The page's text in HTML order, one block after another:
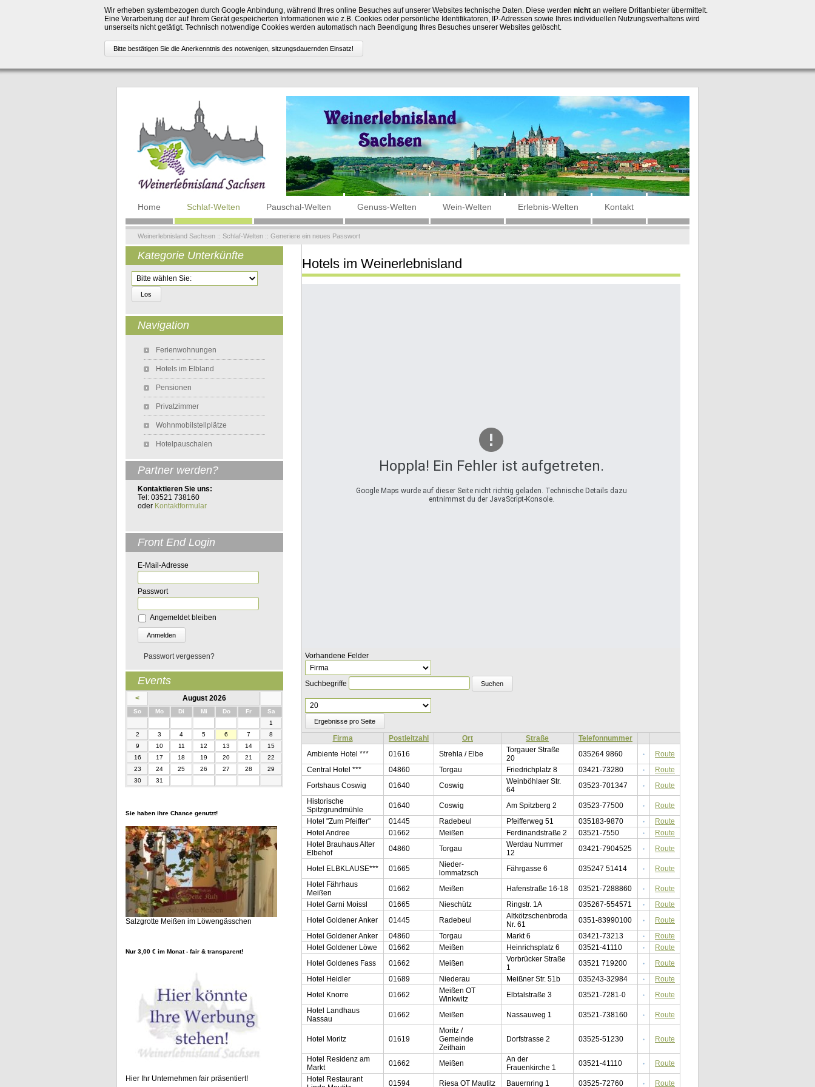
Wir erheben systembezogen durch Google Anbindung, während Ihres online Besuches auf unserer Websites technische Daten. Diese werden nicht an weitere Drittanbieter übermittelt.
Eine Verarbeitung der auf Ihrem Gerät gespeicherten Informationen wie z.B. Cookies oder persönliche Identifikatoren, IP-Adressen sowie Ihres individuellen Nutzungsverhaltens wird
unserseits nicht getätigt. Technisch notwendige Cookies werden automatisch nach Beendigung Ihres Besuches unserer Websites gelöscht.
Navigation
überspringen
Home Schlaf-Welten Pauschal-Welten Genuss-Welten Wein-Welten Erlebnis-Welten Kontakt
Weinerlebnisland Sachsen :: Schlaf-Welten :: Generiere ein neues Passwort
Hotels im Weinerlebnisland
Hoppla! Ein Fehler ist aufgetreten.
Google Maps wurde auf dieser Seite nicht richtig geladen. Technische Details dazu
entnimmst du der JavaScript-Konsole.
Vorhandene Felder
Suchbegriffe
Ergebnisse
pro
Seite
Firma Postleitzahl Ort Straße
Telefonnummer
Ambiente Hotel ***
01616 Strehla / Elbe
Torgauer Straße
20
035264 9860
Route
Central Hotel ***
04860 Torgau Friedrichplatz 8 03421-73280
Route
Fortshaus Coswig
01640 Coswig
Weinböhlaer Str.
64
03523-701347
Route
Historische
Spitzgrundmühle
01640 Coswig Am Spitzberg 2 03523-77500
Route
Hotel "Zum Pfeiffer"
01445 Radebeul Pfeifferweg 51 035183-9870
Route
Hotel Andree
01662 Meißen Ferdinandstraße 2 03521-7550
Route
Hotel Brauhaus Alter
Elbehof
04860 Torgau
Werdau Nummer
12
03421-7904525 Route
Hotel ELBKLAUSE*** 01665
Nieder-
lommatzsch
Fährgasse 6 035247 51414
Route
Hotel Fährhaus
Meißen
01662 Meißen Hafenstraße 16-18 03521-7288860
Route
Hotel Garni Moissl
01665 Nieschütz Ringstr. 1A 035267-554571
Route
Hotel Goldener Anker
01445 Radebeul
Altkötzschenbroda
Nr. 61
0351-83990100
Route
Hotel Goldener Anker
04860 Torgau Markt 6 03421-73213
Route
Hotel Goldener Löwe
01662 Meißen Heinrichsplatz 6 03521-41110
Route
Hotel Goldenes Fass
01662 Meißen
Vorbrücker Straße
1
03521 719200
Route
Hotel Heidler
01689 Niederau Meißner Str. 51b 035243-32984
Route
Hotel Knorre
01662
Meißen OT
Winkwitz
Elbtalstraße 3 03521-7281-0
Route
Hotel Landhaus
Nassau
01662 Meißen Nassauweg 1 03521-738160 Route
Hotel Moritz 01619
Moritz /
Gemeinde
Zeithain
Dorfstrasse 2 03525-51230 Route
Hotel Residenz am
Markt
01662 Meißen
An der
Frauenkirche 1
03521-41110
Route
Hotel Restaurant
01594 Riesa OT Mautitz Bauernring 1 03525-72760 Route
Kategorie Unterkünfte
Zielseite
Navigation
Ferienwohnungen
Hotels im Elbland
Pensionen
Privatzimmer
Wohnmobilstellplätze
Hotelpauschalen
Partner werden?
Kontaktieren Sie uns:
Tel: 03521 738160
oder Kontaktformular
Front End Login
E-Mail-Adresse
Passwort
Angemeldet bleiben
Passwort vergessen?
Events
< August 2026
SonntagMontag Di enstagMittwochDonnerstag
Freitag Samstag
1
2
3 4 5 6 7
8
9
10 11 12 13 14
15
16
17 18 19 20 21
22
23
24 25 26 27 28
29
30
31
Sie haben ihre Chance genutzt!
Salzgrotte Meißen im Löwengässchen
Nur 3,00 € im Monat - fair & transparent!
Hier Ihr Unternehmen fair präsentiert!